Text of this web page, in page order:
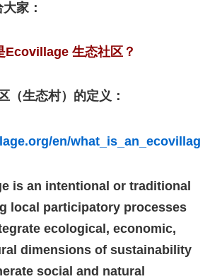
家：
Ecovillage 生态社区？
（生态村）的定义：
en/what_is_an_ecovillag
is an intentional or traditional
local participatory processes
ecological, economic,
dimensions of sustainability
social and natural